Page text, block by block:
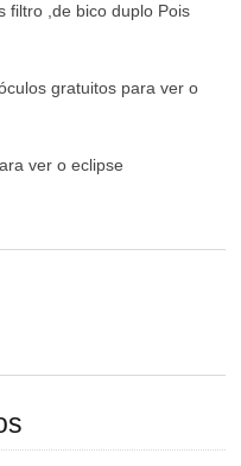
filtro ,de bico duplo Pois
gratuitos para ver o
ver o eclipse